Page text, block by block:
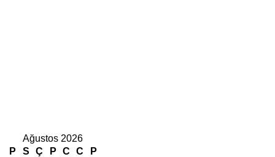
Ağustos 2026
P
S Ç P C C
P